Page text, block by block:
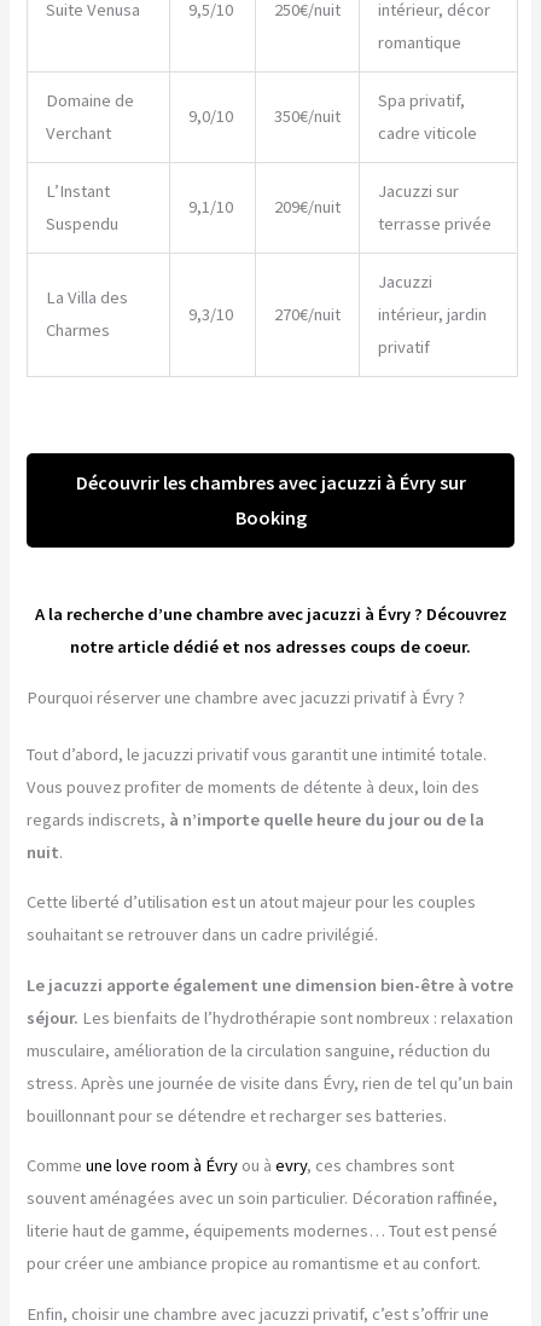
Suite Venusa 9,5/10 250€/nuit
intérieur, décor
romantique
Domaine de
Verchant
9,0/10 350€/nuit
Spa privatif,
cadre viticole
L’Instant
Suspendu
9,1/10 209€/nuit
Jacuzzi sur
terrasse privée
La Villa des
Charmes
9,3/10 270€/nuit
Jacuzzi
intérieur, jardin
privatif
Découvrir les chambres avec jacuzzi à Évry sur
Booking
A la recherche d’une chambre avec jacuzzi à Évry ? Découvrez
notre article dédié et nos adresses coups de coeur.
Pourquoi réserver une chambre avec jacuzzi privatif à Évry ?
Tout d’abord, le jacuzzi privatif vous garantit une intimité totale.
Vous pouvez profiter de moments de détente à deux, loin des
regards indiscrets, à n’importe quelle heure du jour ou de la
nuit.
Cette liberté d’utilisation est un atout majeur pour les couples
souhaitant se retrouver dans un cadre privilégié.
Le jacuzzi apporte également une dimension bien-être à votre
séjour. Les bienfaits de l’hydrothérapie sont nombreux : relaxation
musculaire, amélioration de la circulation sanguine, réduction du
stress. Après une journée de visite dans Évry, rien de tel qu’un bain
bouillonnant pour se détendre et recharger ses batteries.
Comme une love room à Évry ou àevry, ces chambres sont
souvent aménagées avec un soin particulier. Décoration raffinée,
literie haut de gamme, équipements modernes… Tout est pensé
pour créer une ambiance propice au romantisme et au confort.
Enfin, choisir une chambre avec jacuzzi privatif, c’est s’offrir une